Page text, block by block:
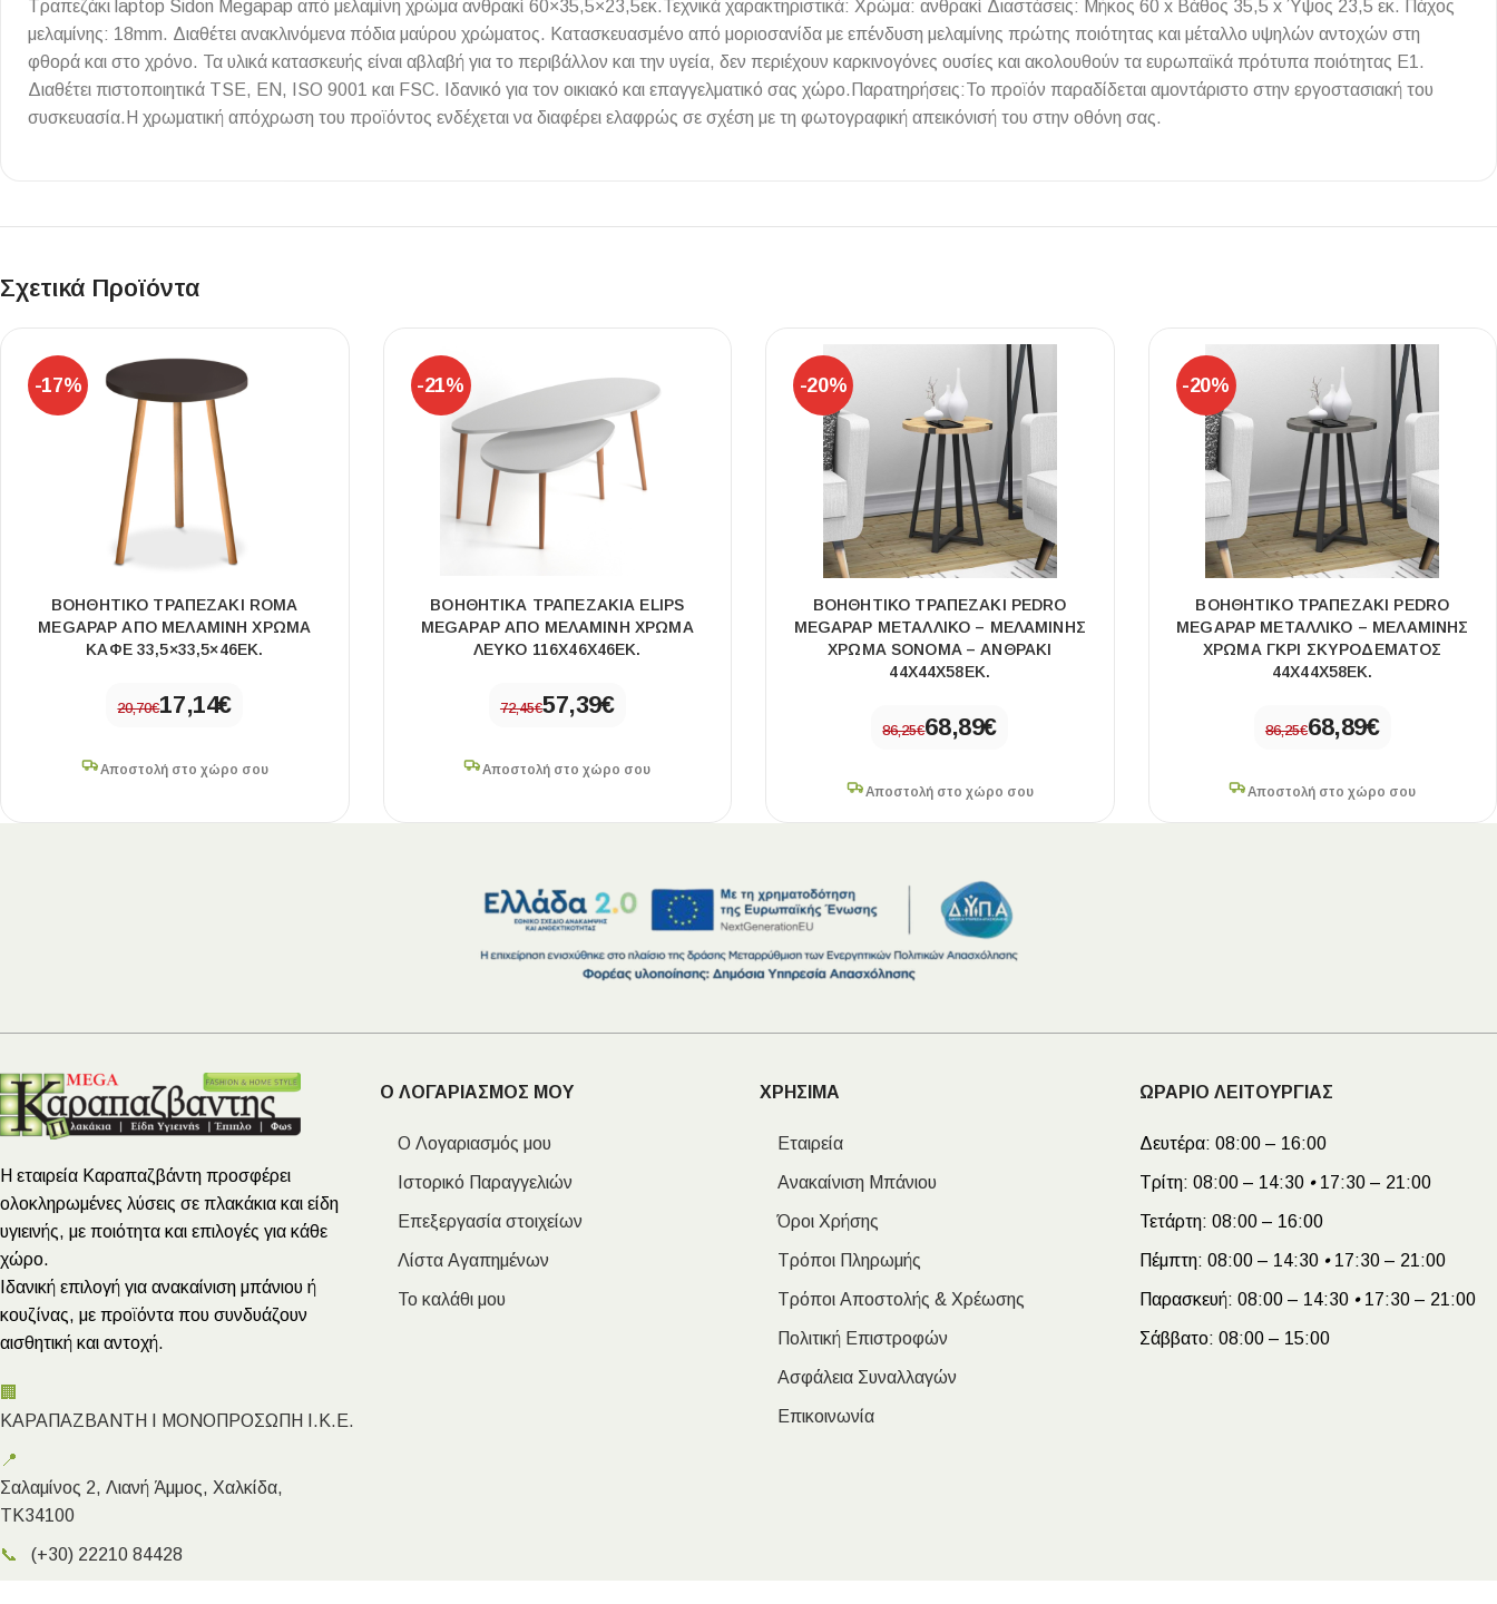
Ντεκόρ - Μπάνιου
Τοίχου - Δαπέδου Μπάνιου
Πισίνας
Επένδυσης Τοίχου
Μάρμαρο
Τραπεζάκι laptop Sidon Megapap από μελαμίνη χρώμα ανθρακί 60×35,5×23,5εκ.Τεχνικά χαρακτηριστικά: Χρώμα: ανθρακί Διαστάσεις: Μήκος 60 x Βάθος 35,5 x Ύψος 23,5 εκ. Πάχος
μελαμίνης: 18mm. Διαθέτει ανακλινόμενα πόδια μαύρου χρώματος. Κατασκευασμένο από μοριοσανίδα με επένδυση μελαμίνης πρώτης ποιότητας και μέταλλο υψηλών αντοχών στη
φθορά και στο χρόνο. Τα υλικά κατασκευής είναι αβλαβή για το περιβάλλον και την υγεία, δεν περιέχουν καρκινογόνες ουσίες και ακολουθούν τα ευρωπαϊκά πρότυπα ποιότητας Ε1.
Διαθέτει πιστοποιητικά TSE, EN, ISO 9001 και FSC. Ιδανικό για τον οικιακό και επαγγελματικό σας χώρο.Παρατηρήσεις:Το προϊόν παραδίδεται αμοντάριστο στην εργοστασιακή του
συσκευασία.Η χρωματική απόχρωση του προϊόντος ενδέχεται να διαφέρει ελαφρώς σε σχέση με τη φωτογραφική απεικόνισή του στην οθόνη σας.
Σχετικά Προϊόντα
-17%
ΒΟΗΘΗΤΙΚΌ ΤΡΑΠΕΖΆΚΙ ROMA
MEGAPAP ΑΠΌ ΜΕΛΑΜΊΝΗ ΧΡΏΜΑ
ΚΑΦΈ 33,5×33,5×46ΕΚ.
20,70€17,14€
Αποστολή στο χώρο σου
-21%
ΒΟΗΘΗΤΙΚΆ ΤΡΑΠΕΖΆΚΙΑ ELIPS
MEGAPAP ΑΠΌ ΜΕΛΑΜΊΝΗ ΧΡΏΜΑ
ΛΕΥΚΌ 116X46X46ΕΚ.
72,45€57,39€
Αποστολή στο χώρο σου
-20%
ΒΟΗΘΗΤΙΚΌ ΤΡΑΠΕΖΆΚΙ PEDRO
MEGAPAP ΜΕΤΑΛΛΙΚΌ – ΜΕΛΑΜΊΝΗΣ
ΧΡΏΜΑ SONOMA – ΑΝΘΡΑΚΊ
44X44X58ΕΚ.
86,25€68,89€
Αποστολή στο χώρο σου
-20%
ΒΟΗΘΗΤΙΚΌ ΤΡΑΠΕΖΆΚΙ PEDRO
MEGAPAP ΜΕΤΑΛΛΙΚΌ – ΜΕΛΑΜΊΝΗΣ
ΧΡΏΜΑ ΓΚΡΙ ΣΚΥΡΟΔΈΜΑΤΟΣ
44X44X58ΕΚ.
86,25€68,89€
Αποστολή στο χώρο σου
Η εταιρεία Καραπαζβάντη προσφέρει
ολοκληρωμένες λύσεις σε πλακάκια και είδη
υγιεινής, με ποιότητα και επιλογές για κάθε
χώρο.
Ιδανική επιλογή για ανακαίνιση μπάνιου ή
κουζίνας, με προϊόντα που συνδυάζουν
αισθητική και αντοχή.
🏢
ΚΑΡΑΠΑΖΒΑΝΤΗ Ι ΜΟΝΟΠΡΟΣΩΠΗ Ι.Κ.Ε.
📍
Σαλαμίνος 2, Λιανή Άμμος, Χαλκίδα,
ΤΚ34100
📞 (+30) 22210 84428
Ο ΛΟΓΑΡΙΑΣΜΟΣ ΜΟΥ
Ο Λογαριασμός μου
Ιστορικό Παραγγελιών
Επεξεργασία στοιχείων
Λίστα Αγαπημένων
Το καλάθι μου
ΧΡΗΣΙΜΑ
Εταιρεία
Ανακαίνιση Μπάνιου
Όροι Χρήσης
Τρόποι Πληρωμής
Τρόποι Αποστολής & Χρέωσης
Πολιτική Επιστροφών
Ασφάλεια Συναλλαγών
Επικοινωνία
ΩΡΑΡΙΟ ΛΕΙΤΟΥΡΓΙΑΣ
Δευτέρα: 08:00 – 16:00
Τρίτη: 08:00 – 14:30 •17:30 – 21:00
Τετάρτη: 08:00 – 16:00
Πέμπτη: 08:00 – 14:30 •17:30 – 21:00
Παρασκευή: 08:00 – 14:30 •17:30 – 21:00
Σάββατο: 08:00 – 15:00